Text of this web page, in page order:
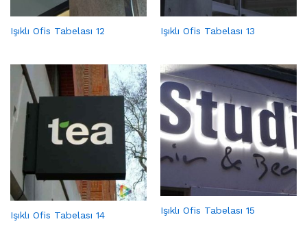
Işıklı Ofis Tabelası 12 Işıklı Ofis Tabelası 13
Işıklı Ofis Tabelası 14 Işıklı Ofis Tabelası 15